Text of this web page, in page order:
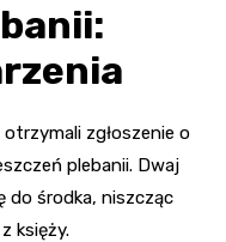
zgłoszenie o
plebanii. Dwaj
do środka, niszcząc
księży.